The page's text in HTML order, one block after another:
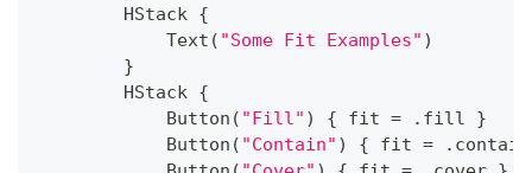
HStack {
Text ( "Some Fit Examples" )
}
HStack {
Button ( "Fill" ) { fit = . fill }
Button ( "Contain" ) { fit = .